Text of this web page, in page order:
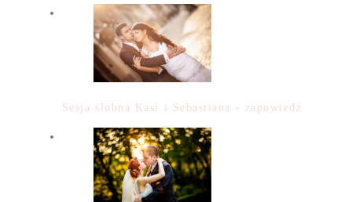
Sesja ślubna Kasi i Sebastiana - zapowiedź